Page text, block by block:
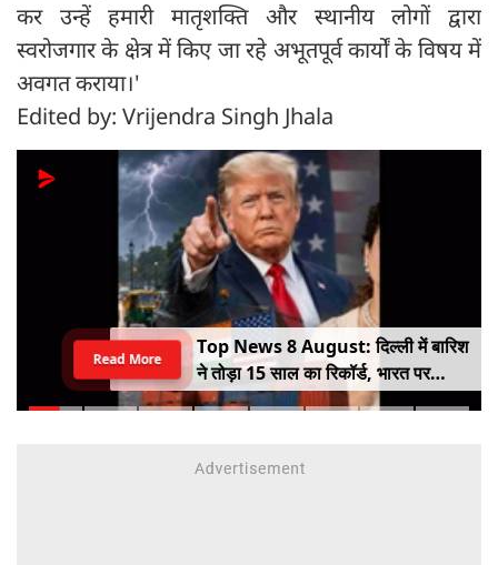
कर उन्हें हमारी मातृशक्ति और स्थानीय लोगों द्वारा
स्वरोजगार के क्षेत्र में किए जा रहे अभूतपूर्व कार्यों के विषय में
अवगत कराया।'
Edited by: Vrijendra Singh Jhala
Top News 8 August: दिल्ली में बारिश
ने तोड़ा 15 साल का रिकॉर्ड, भारत पर
100% टैरिफ का खतरा; Gen Z पर कंगना
Read More